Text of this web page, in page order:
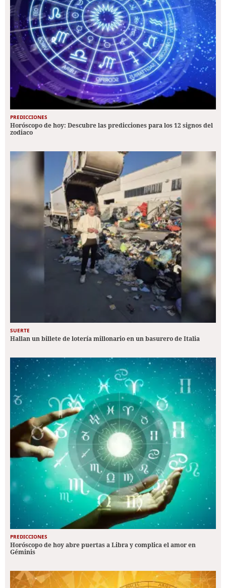
PREDICCIONES
Horóscopo de hoy: Descubre las predicciones para los 12 signos del
zodiaco
SUERTE
Hallan un billete de lotería millonario en un basurero de Italia
PREDICCIONES
Horóscopo de hoy abre puertas a Libra y complica el amor en
Géminis